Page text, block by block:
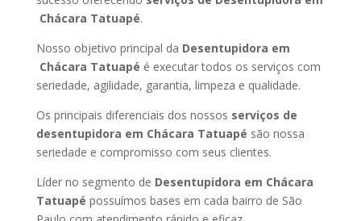
Chácara Tatuapé.
Nosso objetivo principal da Desentupidora em
Chácara Tatuapé é executar todos os serviços com
seriedade, agilidade, garantia, limpeza e qualidade.
Os principais diferenciais dos nossos serviços de
desentupidora em Chácara Tatuapé são nossa
seriedade e compromisso com seus clientes.
Líder no segmento de Desentupidora em Chácara
Tatuapé possuímos bases em cada bairro de São